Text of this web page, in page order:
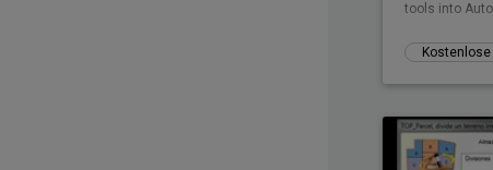
tools into